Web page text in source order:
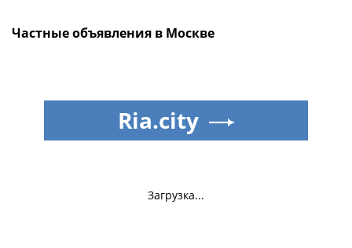
Частные объявления в Москве
Загрузка...
Ria.city